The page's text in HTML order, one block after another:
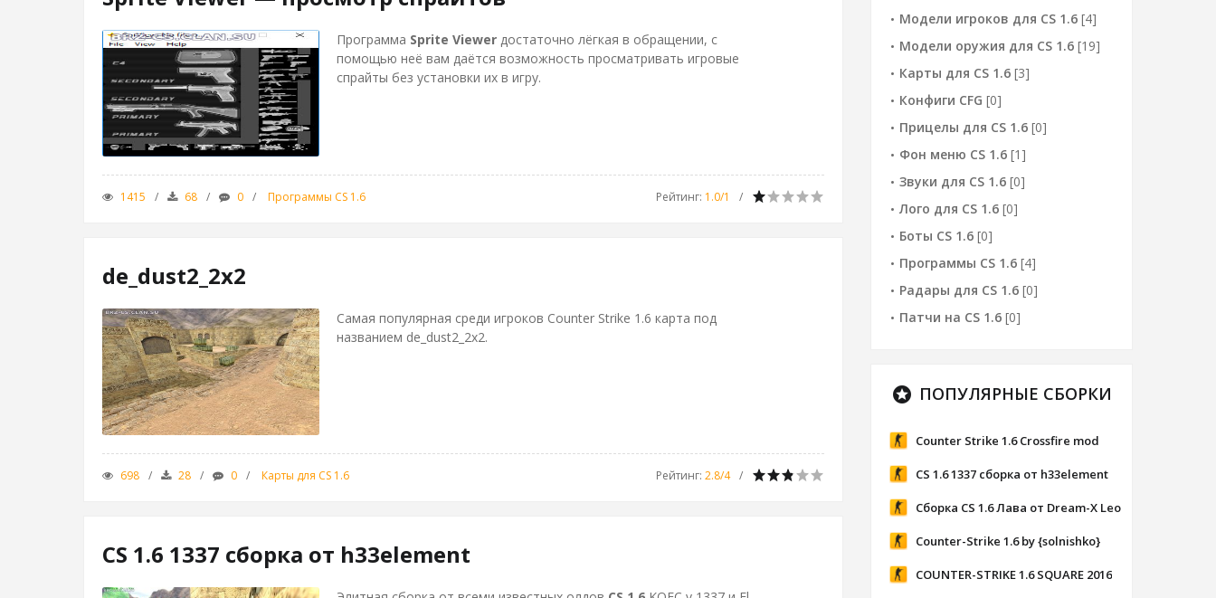
Программа Sprite Viewer достаточно лёгкая в обращении, с
помощью неё вам даётся возможность просматривать игровые
спрайты без установки их в игру.
1415 68 0 Программы CS 1.6 Рейтинг: 1.0/1
de_dust2_2x2
Самая популярная среди игроков Counter Strike 1.6 карта под
названием de_dust2_2x2.
698 28 0 Карты для CS 1.6 Рейтинг: 2.8/4
CS 1.6 1337 сборка от h33element
Модели игроков для CS 1.6 [4]
Модели оружия для CS 1.6 [19]
Карты для CS 1.6 [3]
Конфиги CFG [0]
Прицелы для CS 1.6 [0]
Фон меню CS 1.6 [1]
Звуки для CS 1.6 [0]
Лого для CS 1.6 [0]
Боты CS 1.6 [0]
Программы CS 1.6 [4]
Радары для CS 1.6 [0]
Патчи на CS 1.6 [0]
stars ПОПУЛЯРНЫЕ СБОРКИ
Counter Strike 1.6 Crossfire mod
CS 1.6 1337 сборка от h33element
Сборка CS 1.6 Лава от Dream-X Leo
Counter-Strike 1.6 by {solnishko}
COUNTER-STRIKE 1.6 SQUARE 2016